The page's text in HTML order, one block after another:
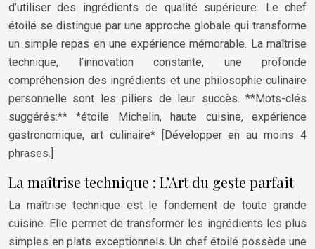
d’utiliser des ingrédients de qualité supérieure. Le chef
étoilé se distingue par une approche globale qui transforme
un simple repas en une expérience mémorable. La maîtrise
technique, l’innovation constante, une profonde
compréhension des ingrédients et une philosophie culinaire
personnelle sont les piliers de leur succès. **Mots-clés
suggérés:** *étoile Michelin, haute cuisine, expérience
gastronomique, art culinaire* [Développer en au moins 4
phrases.]
La maîtrise technique : L’Art du geste parfait
La maîtrise technique est le fondement de toute grande
cuisine. Elle permet de transformer les ingrédients les plus
simples en plats exceptionnels. Un chef étoilé possède une